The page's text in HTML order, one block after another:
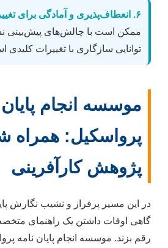
۶. انعطاف‌پذیری و آمادگی برای تغییر:
ممکن است با چالش‌های پیش‌بینی
توانایی سازگاری با تغییرات کلیدی
موسسه انجام پایان
پرواسکیل: همراه
پژوهش کارآفرینی
در این مسیر پرفراز و نشیب نگارش
گاهی اوقات داشتن یک راهنمای
رقم بزند. موسسه انجام پایان نامه